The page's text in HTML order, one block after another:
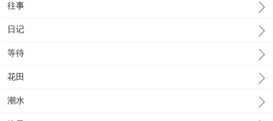
往事
日记
等待
花田
潮水